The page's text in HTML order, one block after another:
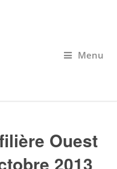
Menu
Ouest
2013